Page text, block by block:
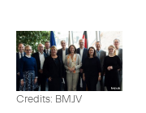
Credits: BMJV